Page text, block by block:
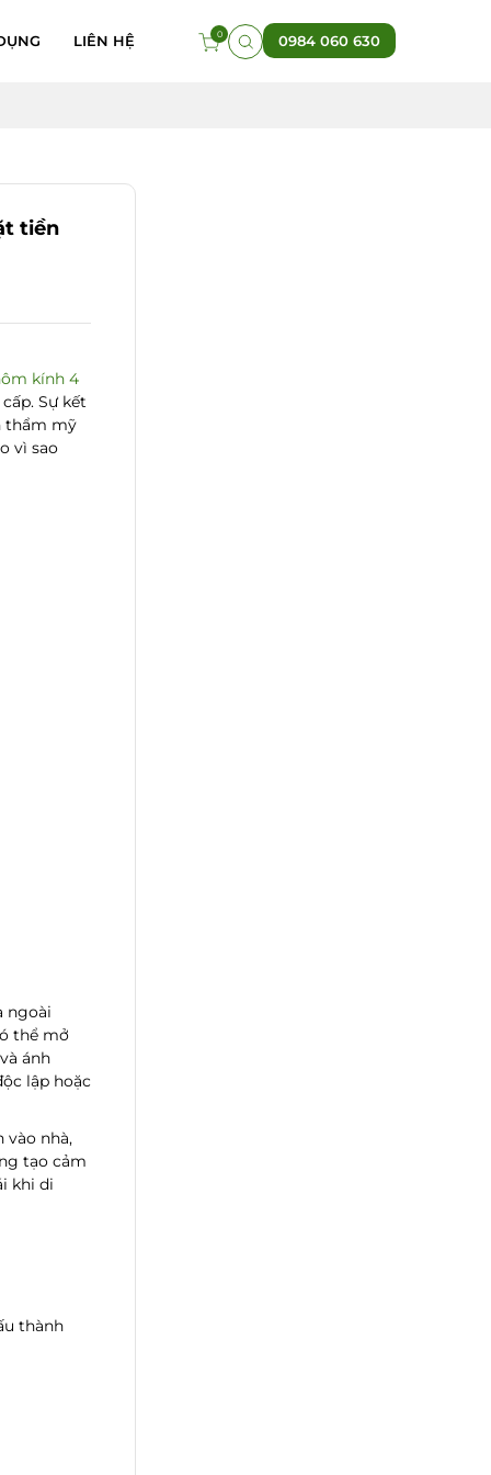
LIÊN HỆ 0 0984 060 630
tiền
kính 4
Sự kết
thẩm mỹ
vì sao
ngoài
thể mở
ánh
lập hoặc
vào nhà,
tạo cảm
khi di
thành